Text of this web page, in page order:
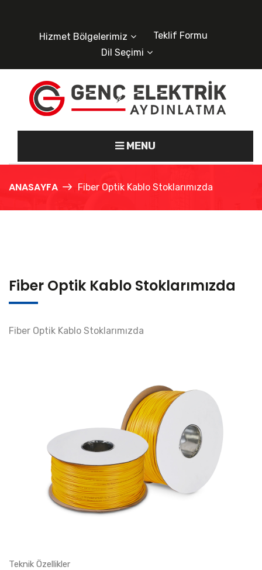
Hizmet Bölgelerimiz
Teklif Formu
Dil Seçimi
MENU
ANASAYFA Fiber Optik Kablo Stoklarımızda
Fiber Optik Kablo Stoklarımızda
Fiber Optik Kablo Stoklarımızda
Teknik Özellikler